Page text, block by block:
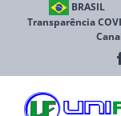
BRASIL
Transparência